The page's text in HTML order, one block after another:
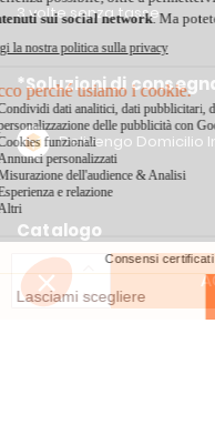
3 volte senza tasse
*Soluzioni di
Delivengo Domicilio
Catalogo